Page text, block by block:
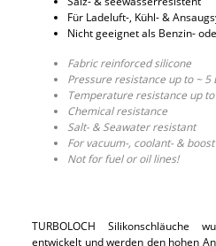
Für Ladeluft-, Kühl- &
Nicht geeignet als Benzin-
Fabric reinforced silicone
Pressure resistance up to ~ 5
Temperature resistance up to
Chemical resistance
Salt- & Seawater resistant
For vacuum-, coolant- &
Not for fuel or oil lines!
TURBOLOCH
entwickelt und werden den hohen